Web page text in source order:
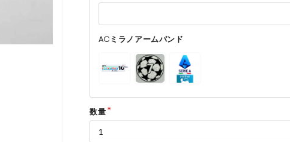
ACミラノアームバンド
数量